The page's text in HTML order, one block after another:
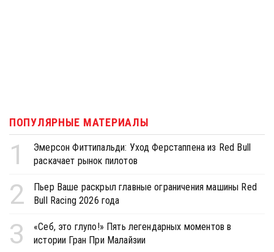
ПОПУЛЯРНЫЕ МАТЕРИАЛЫ
1
Эмерсон Фиттипальди: Уход Ферстаппена из Red Bull
раскачает рынок пилотов
2
Пьер Ваше раскрыл главные ограничения машины Red
Bull Racing 2026 года
3
«Себ, это глупо!» Пять легендарных моментов в
истории Гран При Малайзии